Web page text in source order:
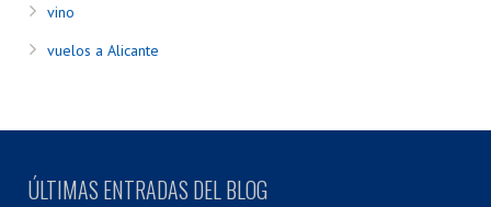
vino
vuelos a Alicante
ÚLTIMAS ENTRADAS DEL BLOG